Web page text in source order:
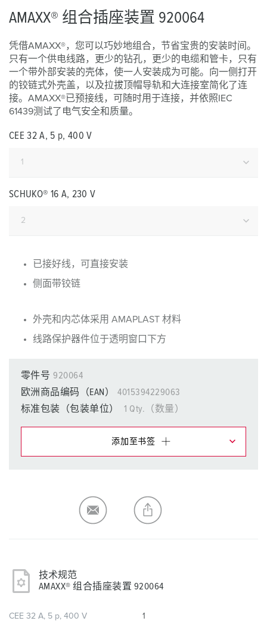
AMAXX® 组合插座装置 920064
凭借AMAXX®，您可以巧妙地组合，节省宝贵的安装时间。
只有一个供电线路，更少的钻孔，更少的电缆和管卡，只有
一个带外部安装的壳体，使一人安装成为可能。向一侧打开
的铰链式外壳盖，以及拉拔顶帽导轨和大连接室简化了连
接。AMAXX®已预接线，可随时用于连接，并依照IEC
61439测试了电气安全和质量。
CEE 32 A, 5 p, 400 V
SCHUKO® 16 A, 230 V
已接好线，可直接安装
侧面带铰链
外壳和内芯体采用 AMAPLAST 材料
线路保护器件位于透明窗口下方
零件号 920064
欧洲商品编码（EAN）
4015394229063
标准包装（包装单位）
1 Qty.（数量）
添加至书签
生成新清单
技术规范
AMAXX® 组合插座装置 920064
CEE 32 A, 5 p, 400 V 1